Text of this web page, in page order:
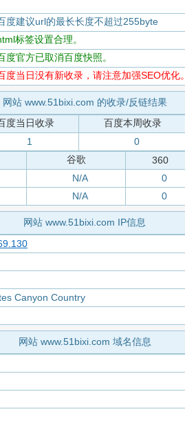
度建议url的最长长度不超过255byte
标签设置合理。
度官方已取消百度快照。
度当日没有新收录，请注意加强SEO优化。
网站 www.51bixi.com 的收录/反链结果
度当日收录 百度本周收录
1 0
谷歌 360
N/A 0
N/A 0
网站 www.51bixi.com IP信息
Canyon Country
网站 www.51bixi.com 域名信息